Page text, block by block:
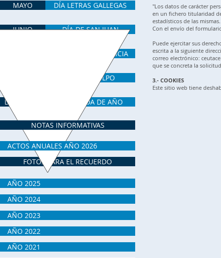
"Los datos de carácter
en un fichero titularidad
estadísticos de las
Con el envío del
Puede ejercitar sus
escrita a la siguiente
correo electrónico:
que se concreta la
3.- COOKIES
Este sitio web tiene
MAYO
JUNIO
DICIEMBRE
DÍA LETRAS GALLEGAS
DÍA DE SAN JUAN
DÍA NACIONAL GALICIA
DÍA DEL PULPO
DESPEDIDA DE AÑO
FOTOS PARA EL RECUERDO
NOTAS INFORMATIVAS
AÑO 2023
AÑO 2021
AÑO 2022
ACTOS ANUALES AÑO 2026
AÑO 2024
AÑO 2025